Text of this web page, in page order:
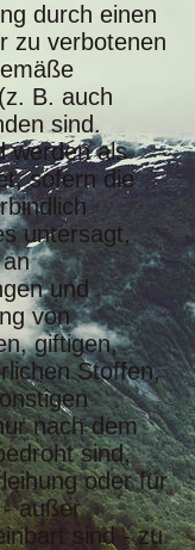
durch einen
zu verbotenen
B. auch
sind.
werden als
sofern die
untersagt,
und
von
giftigen,
Stoffen,
nach dem
sind,
oder für
- außer
sind - zu